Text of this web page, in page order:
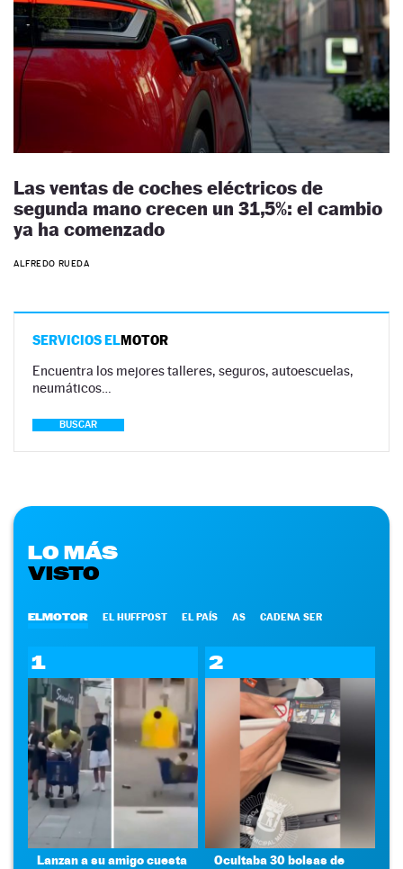
Las ventas de coches eléctricos de
segunda mano crecen un 31,5%: el cambio
ya ha comenzado
ALFREDO RUEDA
SERVICIOS ELMOTOR
Encuentra los mejores talleres, seguros, autoescuelas,
neumáticos…
BUSCAR
LO MÁS
VISTO
ELMOTOR EL HUFFPOST EL PAÍS AS CADENA SER
1
Lanzan a su amigo cuesta
2
Ocultaba 30 bolsas de